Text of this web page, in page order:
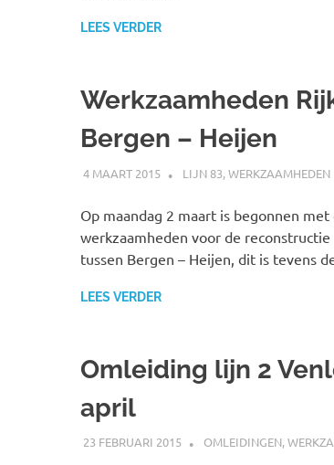
LEES VERDER
Werkzaamheden
Bergen – Heijen
4 MAART 2015 SPOORZOEKER
LIJN 83,WERKZAAMHEDEN
Op maandag 2 maart is begonnen
werkzaamheden voor de
tussen Bergen – Heijen, dit is tevens
LEES VERDER
Omleiding lijn 2
april
23 FEBRUARI 2015 JOHAN
OMLEIDINGEN,